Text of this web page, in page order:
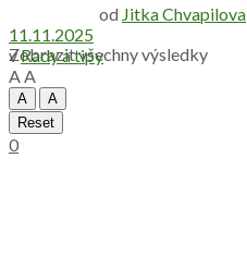
Zobrazit všechny výsledky
od Jitka Chvapilova
11.11.2025
vRady a tipy
AA
A
A
Reset
0